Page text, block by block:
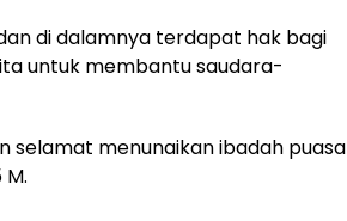
di dalamnya terdapat hak bagi
untuk membantu saudara-
selamat menunaikan ibadah puasa